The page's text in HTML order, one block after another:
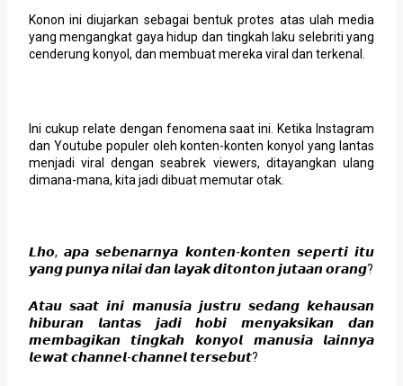
Konon ini diujarkan sebagai bentuk protes atas ulah media
yang mengangkat gaya hidup dan tingkah laku selebriti yang
cenderung konyol, dan membuat mereka viral dan terkenal.
Ini cukup relate dengan fenomena saat ini. Ketika Instagram
dan Youtube populer oleh konten-konten konyol yang lantas
menjadi viral dengan seabrek viewers, ditayangkan ulang
dimana-mana, kita jadi dibuat memutar otak.
𝙇𝙝𝙤, 𝙖𝙥𝙖 𝙨𝙚𝙗𝙚𝙣𝙖𝙧𝙣𝙮𝙖 𝙠𝙤𝙣𝙩𝙚𝙣-𝙠𝙤𝙣𝙩𝙚𝙣 𝙨𝙚𝙥𝙚𝙧𝙩𝙞 𝙞𝙩𝙪
𝙮𝙖𝙣𝙜 𝙥𝙪𝙣𝙮𝙖 𝙣𝙞𝙡𝙖𝙞 𝙙𝙖𝙣 𝙡𝙖𝙮𝙖𝙠 𝙙𝙞𝙩𝙤𝙣𝙩𝙤𝙣 𝙟𝙪𝙩𝙖𝙖𝙣 𝙤𝙧𝙖𝙣𝙜?
𝘼𝙩𝙖𝙪 𝙨𝙖𝙖𝙩 𝙞𝙣𝙞 𝙢𝙖𝙣𝙪𝙨𝙞𝙖 𝙟𝙪𝙨𝙩𝙧𝙪 𝙨𝙚𝙙𝙖𝙣𝙜 𝙠𝙚𝙝𝙖𝙪𝙨𝙖𝙣
𝙝𝙞𝙗𝙪𝙧𝙖𝙣 𝙡𝙖𝙣𝙩𝙖𝙨 𝙟𝙖𝙙𝙞 𝙝𝙤𝙗𝙞 𝙢𝙚𝙣𝙮𝙖𝙠𝙨𝙞𝙠𝙖𝙣 𝙙𝙖𝙣
𝙢𝙚𝙢𝙗𝙖𝙜𝙞𝙠𝙖𝙣 𝙩𝙞𝙣𝙜𝙠𝙖𝙝 𝙠𝙤𝙣𝙮𝙤𝙡 𝙢𝙖𝙣𝙪𝙨𝙞𝙖 𝙡𝙖𝙞𝙣𝙣𝙮𝙖
𝙡𝙚𝙬𝙖𝙩 𝙘𝙝𝙖𝙣𝙣𝙚𝙡-𝙘𝙝𝙖𝙣𝙣𝙚𝙡 𝙩𝙚𝙧𝙨𝙚𝙗𝙪𝙩?